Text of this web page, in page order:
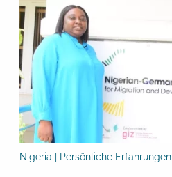
Nigeria | Persönliche Erfahrungen